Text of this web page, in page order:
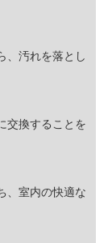
、汚れを落とし
交換することを
、室内の快適な